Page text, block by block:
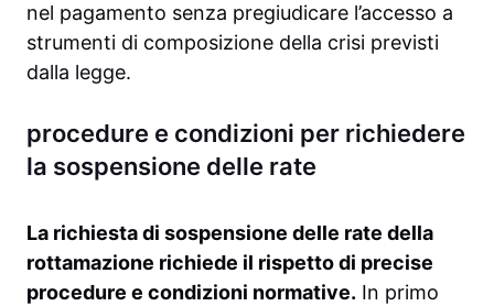
nel pagamento senza pregiudicare l’accesso a
strumenti di composizione della crisi previsti
dalla legge.
procedure e condizioni per richiedere
la sospensione delle rate
La richiesta di sospensione delle rate della
rottamazione richiede il rispetto di precise
procedure e condizioni normative. In primo